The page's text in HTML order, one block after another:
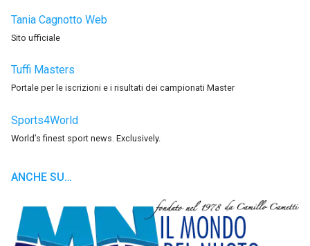
Tania Cagnotto Web
Sito ufficiale
Tuffi Masters
Portale per le iscrizioni e i risultati dei campionati Master
Sports4World
World’s finest sport news. Exclusively.
ANCHE SU…